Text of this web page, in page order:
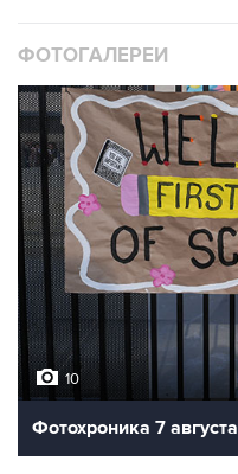
ФОТОГАЛЕРЕИ
10
Фотохроника 7 августа